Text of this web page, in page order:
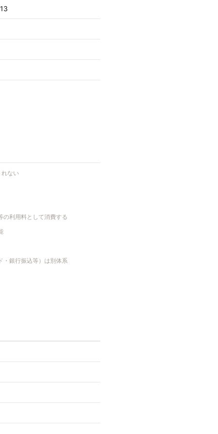
ない
の利用料として消費する
・銀行振込等）は別体系